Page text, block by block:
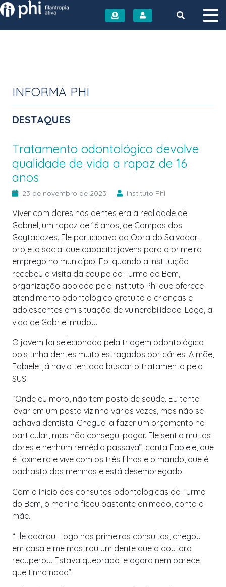
Instituto PHI
INFORMA PHI
DESTAQUES
Tratamento odontológico devolve
qualidade de vida a rapaz de 16
anos
23 de novembro de 2023 Instituto Phi
Viver com dores nos dentes era a realidade de
Gabriel, um rapaz de 16 anos, de Campos dos
Goytacazes. Ele participava da Obra do Salvador,
projeto social que capacita jovens para o primeiro
emprego no município. Foi quando a instituição
recebeu a visita da equipe da Turma do Bem,
organização apoiada pelo Instituto Phi que oferece
atendimento odontológico gratuito a crianças e
adolescentes em situação de vulnerabilidade. Logo, a
vida de Gabriel mudou.
O jovem foi selecionado pela triagem odontológica
pois tinha dentes muito estragados por cáries. A mãe,
Fabiele, já havia tentado buscar o tratamento pelo
SUS.
“Onde eu moro, não tem posto de saúde. Eu tentei
levar em um posto vizinho várias vezes, mas não se
achava dentista. Cheguei a fazer um orçamento no
particular, mas não consegui pagar. Ele sentia muitas
dores e nenhum remédio passava”, conta Fabiele, que
é faxineira e vive com os três filhos e o marido, que é
padrasto dos meninos e está desempregado.
Com o início das consultas odontológicas da Turma
do Bem, o menino ficou bastante animado, conta a
mãe.
“Ele adorou. Logo nas primeiras consultas, chegou
em casa e me mostrou um dente que a doutora
recuperou. Estava quebrado, e agora nem parece
que tinha nada”.